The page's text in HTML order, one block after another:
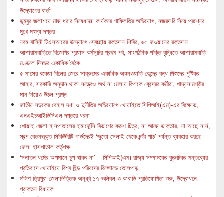
উদ্যোগের বার্তা
ডুম্বুর জলাশয়ে মাছ ধরার নিষেধাজ্ঞা কার্যকরে গাফিলতির অভিযোগ, নজরদারি নিয়ে প্রশ্নের
মুখে মৎস্য দপ্তর
নবম বাহিনী টিএসআরের উদ্যোগে স্বেচ্ছায় রক্তদান শিবির, ৬৫ জওয়ানের রক্তদান
আশারামবাড়িতে বিজেপির প্রয়াস কর্মসূচির প্রথম পর্ব, সাংগঠনিক শক্তি বৃদ্ধিতে আশারামবাড়ি
মণ্ডলে দিনভর একাধিক বৈঠক
৫ মাসের বকেয়া বিলের জেরে সাব্রুমের একাধিক অঙ্গনওয়াড়ি কেন্দ্রে বন্ধ শিশুদের পুষ্টিকর
আহার, সরকারি অনুদান থাকা সত্ত্বেও অর্থ না মেলায় বিপাকে কেন্দ্রের কর্মীরা, খাদ্যসামগ্রীর
মান নিয়েও উঠল প্রশ্ন
জাতীয় সড়কের বেহাল দশা ও দুর্নীতির অভিযোগে খোয়াইতে সিপিআই(এম)-এর বিক্ষোভ,
এনএইচআইডিসিএল দপ্তরে ধরনা
খোয়াই জেলা হাসপাতালের ইমার্জেন্সি বিভাগের করুণ চিত্র, না আছে ডাক্তার, না আছে নার্স,
স্বল্প বেতনভূক্ত সিকিউরিটি গার্ডদেরই ‘জুতো সেলাই থেকে চন্ডী পাঠ’ পর্যন্ত ব্যবহার করছে
জেলা হাসপাতাল কর্তৃপক্ষ
‘সনাতন ধর্মের অপমানে চুপ থাকব না’ – সিপিআই(এম) রাজ্য সম্পাদকের কুরুচিকর মন্তব্যের
প্রতিবাদে খোয়াইয়ে বিশ্ব হিন্দু পরিষদের বিক্ষোভে তোলপাড়
দক্ষিণ ত্রিপুরা জেলাভিত্তিক অনূর্ধ্ব-১৭ ভলিবল ও কাবাডি প্রতিযোগিতা শুরু, উদ্বোধনে
প্রাক্তন বিধায়ক